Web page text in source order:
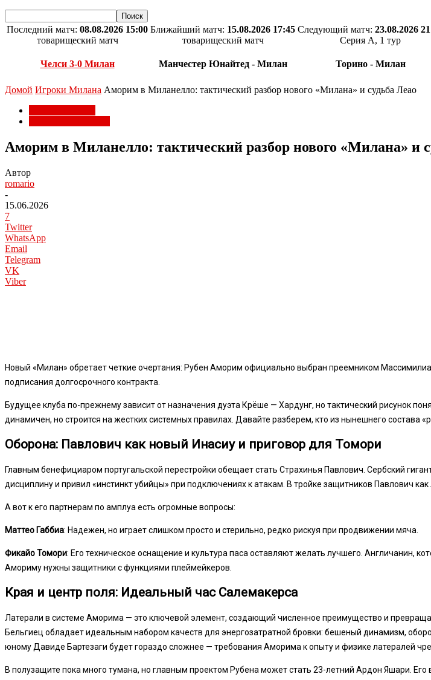
Последний матч: 08.08.2026 15:00
товарищеский матч
Челси 3-0 Милан
Ближайший матч: 15.08.2026 17:45
товарищеский матч
Манчестер Юнайтед - Милан
Следующий матч: 23.08.2026
Серия А, 1 тур
Торино - Милан
Домой Игроки Милана Аморим в Миланелло: тактический разбор нового «Милана» и судьба Леао
Аморим в Миланелло: тактический разбор нового «Милана» и
Автор
romario
-
15.06.2026
7
Twitter
WhatsApp
Email
Telegram
VK
Viber
Новый «Милан» обретает четкие очертания: Рубен Аморим официально выбран преемником
подписания долгосрочного контракта.
Будущее клуба по-прежнему зависит от назначения дуэта Крёше — Хардунг, но тактический рисунок
динамичен, но строится на жестких системных правилах. Давайте разберем, кто из нынешнего состава
Оборона: Павлович как новый Инасиу и приговор для Томори
Главным бенефициаром португальской перестройки обещает стать Страхинья Павлович. Сербский
дисциплину и привил «инстинкт убийцы» при подключениях к атакам. В тройке защитников Павлович
А вот к его партнерам по амплуа есть огромные вопросы:
Маттео Габбиа: Надежен, но играет слишком просто и стерильно, редко рискуя при продвижении мяча.
Фикайо Томори: Его техническое оснащение и культура паса оставляют желать лучшего. Англичанин,
Амориму нужны защитники с функциями плеймейкеров.
Края и центр поля: Идеальный час Салемакерса
Латерали в системе Аморима — это ключевой элемент, создающий численное преимущество и
Бельгиец обладает идеальным набором качеств для энергозатратной бровки: бешеный динамизм,
юному Давиде Бартезаги будет гораздо сложнее — требования Аморима к опыту и физике латералей
В полузащите пока много тумана, но главным проектом Рубена может стать 23-летний Ардон Яшари. Его